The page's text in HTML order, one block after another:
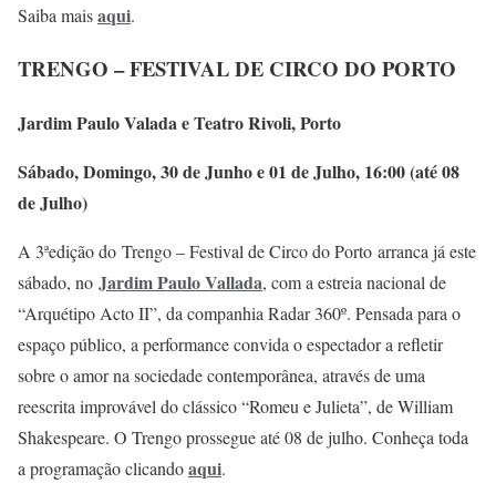
Saiba maisaqui.
TRENGO – FESTIVAL DE CIRCO DO PORTO
Jardim Paulo Valada e Teatro Rivoli, Porto
Sábado, Domingo, 30 de Junho e 01 de Julho, 16:00 (até 08
de Julho)
A 3ªedição do Trengo – Festival de Circo do Porto arranca já este
sábado, no Jardim Paulo Vallada, com a estreia nacional de
“Arquétipo Acto II”, da companhia Radar 360º. Pensada para o
espaço público, a performance convida o espectador a refletir
sobre o amor na sociedade contemporânea, através de uma
reescrita improvável do clássico “Romeu e Julieta”, de William
Shakespeare. O Trengo prossegue até 08 de julho. Conheça toda
a programação clicandoaqui.